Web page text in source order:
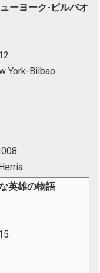
ーヨーク-ビルバオ
York-Bilbao
英雄の物語